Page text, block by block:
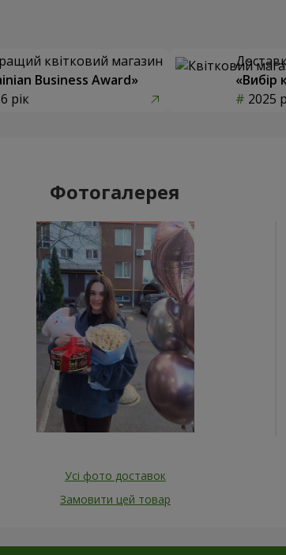
квітковий магазин
Business Award»
рік
«Вибір
2025
Фотогалерея
Усі фото доставок
Замовити цей товар